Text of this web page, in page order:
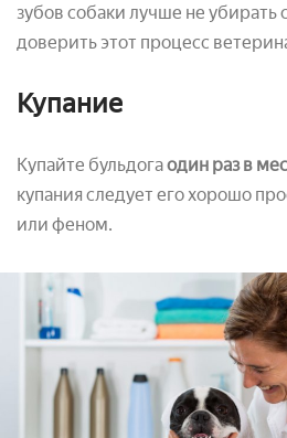
зубов собаки лучше не убирать
доверить этот процесс
Купание
Купайте бульдогаодин раз в
купания следует его хорошо
или феном.